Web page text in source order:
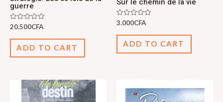
guerre
Rated
out
20.500CFA
ADD TO CART
Rated
out
3.000CFA
ADD TO CART